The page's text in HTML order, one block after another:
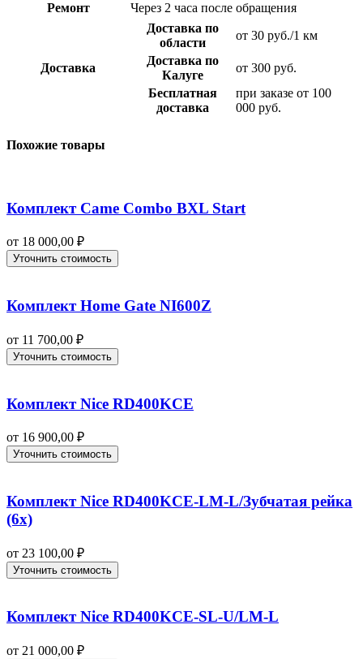
Ремонт
Через 2 часа после обращения
Доставка
Доставка по
области
от 30 руб./1 км
Доставка по
Калуге
от 300 руб.
Бесплатная
доставка
при заказе от 100
000 руб.
Похожие товары
Комплект Came Combo BXL Start
от 18 000,00 ₽
Уточнить стоимость
Комплект Home Gate NI600Z
от 11 700,00 ₽
Уточнить стоимость
Комплект Nice RD400KCE
от 16 900,00 ₽
Уточнить стоимость
Комплект Nice RD400KCE-LM-L/Зубчатая рейка
(6x)
от 23 100,00 ₽
Уточнить стоимость
Комплект Nice RD400KCE-SL-U/LM-L
от 21 000,00 ₽